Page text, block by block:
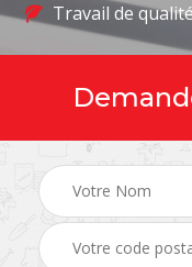
Travail de